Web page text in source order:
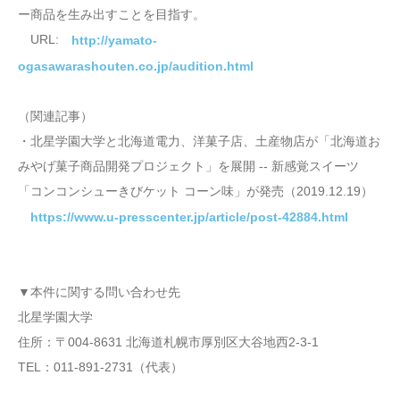
ー商品を生み出すことを目指す。
URL: http://yamato-
ogasawarashouten.co.jp/audition.html
（関連記事）
・北星学園大学と北海道電力、洋菓子店、土産物店が「北海道お
みやげ菓子商品開発プロジェクト」を展開 -- 新感覚スイーツ
「コンコンシューきびケット コーン味」が発売（2019.12.19）
https://www.u-presscenter.jp/article/post-42884.html
▼本件に関する問い合わせ先
北星学園大学
住所：〒004-8631 北海道札幌市厚別区大谷地西2-3-1
TEL：011-891-2731（代表）